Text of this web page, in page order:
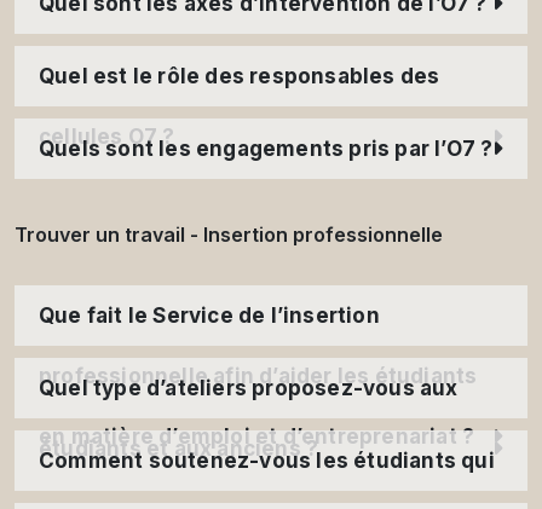
Quel est le rôle des responsables des
cellules O7 ?
Quels sont les engagements pris par l’O7 ?
Trouver un travail - Insertion professionnelle
Que fait le Service de l’insertion
professionnelle afin d’aider les étudiants
en matière d’emploi et d’entreprenariat ?
Quel type d’ateliers proposez-vous aux
étudiants et aux anciens ?
Comment soutenez-vous les étudiants qui